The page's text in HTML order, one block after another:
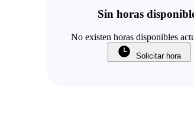
Sin horas
No existen horas disponibles
Solicitar hora